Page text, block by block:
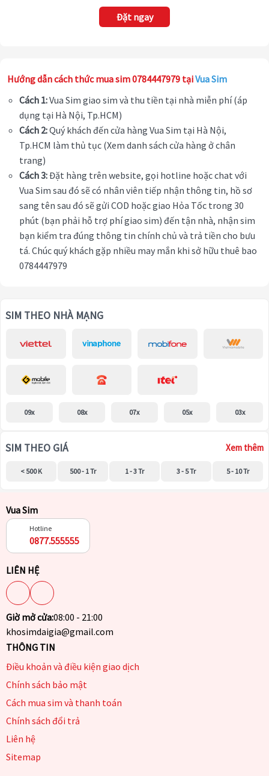
Đặt ngay
Hướng dẫn cách thức mua sim 0784447979 tạiVua Sim
Cách 1:Vua Sim giao sim và thu tiền tại nhà miễn phí (áp
dụng tại Hà Nội, Tp.HCM)
Cách 2:Quý khách đến cửa hàng Vua Sim tại Hà Nội,
Tp.HCM làm thủ tục (Xem danh sách cửa hàng ở chân
trang)
Cách 3:Đặt hàng trên website, gọi hotline hoặc chat với
Vua Sim sau đó sẽ có nhân viên tiếp nhận thông tin, hồ sơ
sang tên sau đó sẽ gửi COD hoặc giao Hỏa Tốc trong 30
phút (bạn phải hỗ trợ phí giao sim) đến tận nhà, nhận sim
bạn kiểm tra đúng thông tin chính chủ và trả tiền cho bưu
tá. Chúc quý khách gặp nhiều may mắn khi sở hữu thuê bao
0784447979
SIM THEO NHÀ MẠNG
09x 08x 07x 05x 03x
SIM THEO GIÁ Xem thêm
< 500 K 500 - 1 Tr 1 - 3 Tr 3 - 5 Tr 5 - 10 Tr
Vua Sim
Hotline
0877.555555
LIÊN HỆ
Giờ mở cửa:08:00 - 21:00
khosimdaigia@gmail.com
THÔNG TIN
Điều khoản và điều kiện giao dịch
Chính sách bảo mật
Cách mua sim và thanh toán
Chính sách đổi trả
Liên hệ
Sitemap